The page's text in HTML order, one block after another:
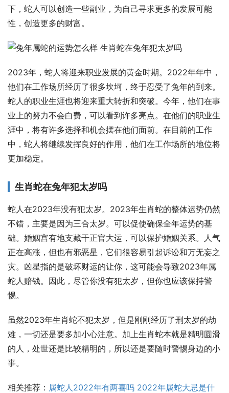
下，蛇人可以创造一些副业，为自己寻求更多的发展可能
性，创造更多的财富。
2023年，蛇人将迎来职业发展的黄金时期。2022年年中，
他们在工作场所经历了很多坎坷，终于忍受了兔年的到来。
蛇人的职业生涯也将迎来重大转折和突破。今年，他们在事
业上的努力不会白费，可以看到许多亮点。在他们的职业生
涯中，将有许多选择和机会摆在他们面前。在目前的工作
中，蛇人将继续发挥良好的作用，他们在工作场所的地位将
更加稳定。
生肖蛇在兔年犯太岁吗
蛇人在2023年没有犯太岁。2023年生肖蛇的整体运势仍然
不错，主要是因为三合太岁。可以促使确保全年运势的基
础。婚姻宫有地支藏干正官大运，可以保护婚姻关系。人气
正在高涨，但也有邪恶星，它们很容易引起诉讼和万无妄之
灾。凶星指的是破坏财运的让你，这可能会导致2023年属
蛇人赔钱。因此，尽管你没有犯太岁，但你也应该保持警
惕。
虽然2023年生肖蛇不犯太岁，但是刚刚经历了刑太岁的劫
难，一切还是要多加小心注意。加上生肖蛇本就是精明圆滑
的人，处世还是比较精明的，所以还是要随时警惕身边的小
事。
相关推荐： 属蛇人2022年有两喜吗 2022年属蛇大忌是什